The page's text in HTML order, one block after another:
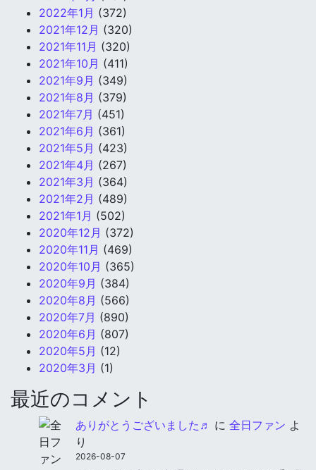
2022年1月 (372)
2021年12月 (320)
2021年11月 (320)
2021年10月 (411)
2021年9月 (349)
2021年8月 (379)
2021年7月 (451)
2021年6月 (361)
2021年5月 (423)
2021年4月 (267)
2021年3月 (364)
2021年2月 (489)
2021年1月 (502)
2020年12月 (372)
2020年11月 (469)
2020年10月 (365)
2020年9月 (384)
2020年8月 (566)
2020年7月 (890)
2020年6月 (807)
2020年5月 (12)
2020年3月 (1)
最近のコメント
ありがとうございました♬ に 全日ファン よ
り
2026-08-07